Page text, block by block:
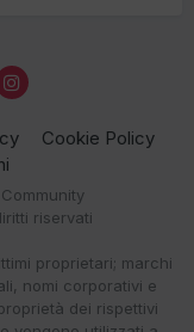
Cookie Policy
riservati
proprietari; marchi
nomi corporativi e
dei rispettivi